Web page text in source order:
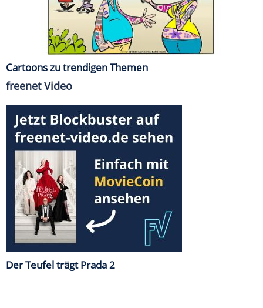
Cartoons zu trendigen Themen
freenet Video
Der Teufel trägt Prada 2